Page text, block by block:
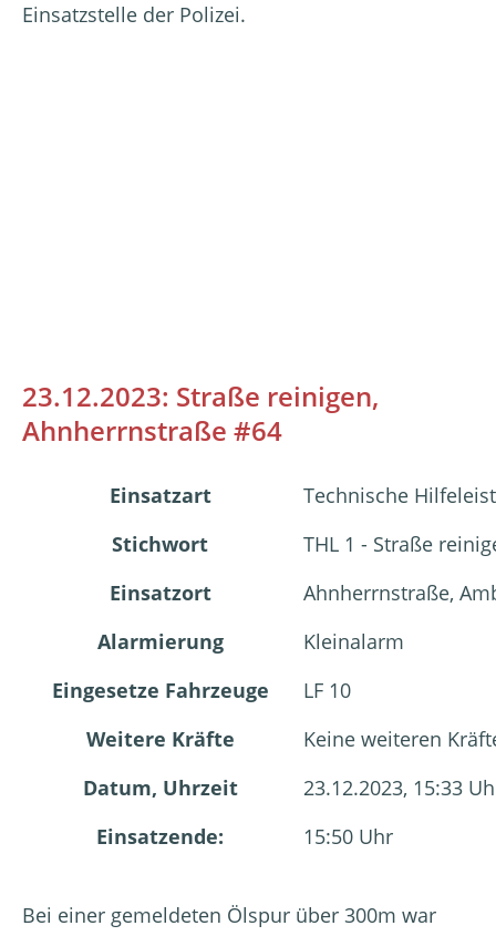
Einsatzstelle der Polizei.
23.12.2023: Straße reinigen,
Ahnherrnstraße #64
Einsatzart
Technische
Stichwort
THL 1 - Straße
Einsatzort
Ahnherrnstraße,
Alarmierung
Kleinalarm
Eingesetze Fahrzeuge
LF 10
Weitere Kräfte
Keine weiteren
Datum, Uhrzeit
23.12.2023, 15:33
Einsatzende:
15:50 Uhr
Bei einer gemeldeten Ölspur über 300m war